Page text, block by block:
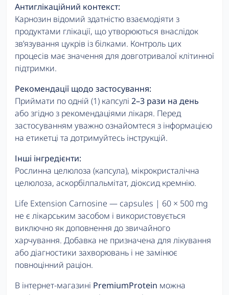
Антиглікаційний контекст:
Карнозин відомий здатністю взаємодіяти з
продуктами глікації, що утворюються внаслідок
зв’язування цукрів із білками. Контроль цих
процесів має значення для довготривалої клітинної
підтримки.
Рекомендації щодо застосування:
Приймати по одній (1) капсулі 2–3 рази на день
або згідно з рекомендаціями лікаря. Перед
застосуванням уважно ознайомтеся з інформацією
на етикетці та дотримуйтесь інструкцій.
Інші інгредієнти:
Рослинна целюлоза (капсула), мікрокристалічна
целюлоза, аскорбілпальмітат, діоксид кремнію.
Life Extension Carnosine — capsules | 60 × 500 mg
не є лікарським засобом і використовується
виключно як доповнення до звичайного
харчування. Добавка не призначена для лікування
або діагностики захворювань і не замінює
повноцінний раціон.
В інтернет-магазині PremiumProtein можна